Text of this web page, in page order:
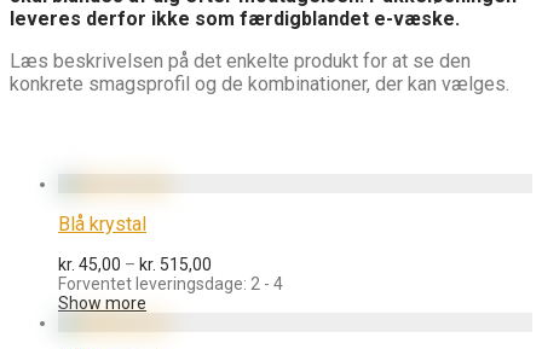
leveres derfor ikke som færdigblandet e-væske.
Læs beskrivelsen på det enkelte produkt for at se den
konkrete smagsprofil og de kombinationer, der kan vælges.
Blå krystal
kr. 45,00 – kr. 515,00
kr. 45,00
Forventet leveringsdage: 2 - 4
Show more